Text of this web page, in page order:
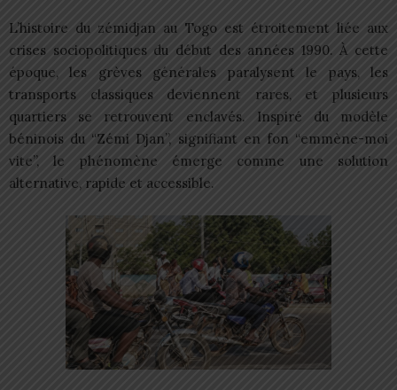
L’histoire du zémidjan au Togo est étroitement liée aux
crises sociopolitiques du début des années 1990. À cette
époque, les grèves générales paralysent le pays, les
transports classiques deviennent rares, et plusieurs
quartiers se retrouvent enclavés. Inspiré du modèle
béninois du “Zémi Djan”, signifiant en fon “emmène-moi
vite”, le phénomène émerge comme une solution
alternative, rapide et accessible.